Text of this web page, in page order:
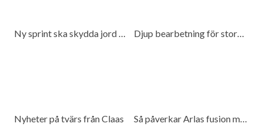
Ny sprint ska skydda jord och spara bränsle Djup bearbetning för stora traktorer
Nyheter på tvärs från Claas Så påverkar Arlas fusion med DMK mjölkproducenter